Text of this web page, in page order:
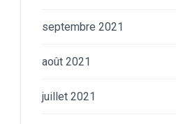
septembre 2021
août 2021
juillet 2021